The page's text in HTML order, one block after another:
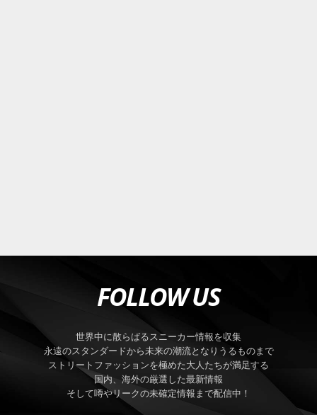
FOLLOW US
世界中に散らばるスニーカー情報を収集
永遠のスタンダードから未来の潮流となりうるものまで
ストリートファッションを極めた大人たちが満足する
国内、海外の厳選した最新情報
そして噂やリークの未確定情報まで配信中！